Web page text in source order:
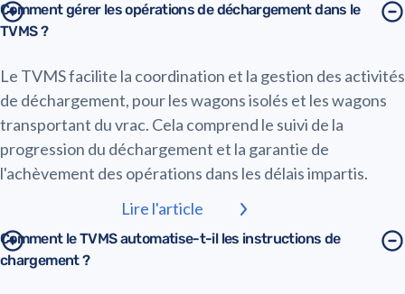
Comment gérer les opérations de déchargement dans le
TVMS ?
Le TVMS facilite la coordination et la gestion des activités
de déchargement, pour les wagons isolés et les wagons
transportant du vrac. Cela comprend le suivi de la
progression du déchargement et la garantie de
l'achèvement des opérations dans les délais impartis.
Lire l'article
Comment le TVMS automatise-t-il les instructions de
chargement ?